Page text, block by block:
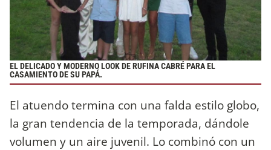
EL DELICADO Y MODERNO LOOK DE RUFINA CABRÉ PARA EL
CASAMIENTO DE SU PAPÁ.
El atuendo termina con una falda estilo globo,
la gran tendencia de la temporada, dándole
volumen y un aire juvenil. Lo combinó con un